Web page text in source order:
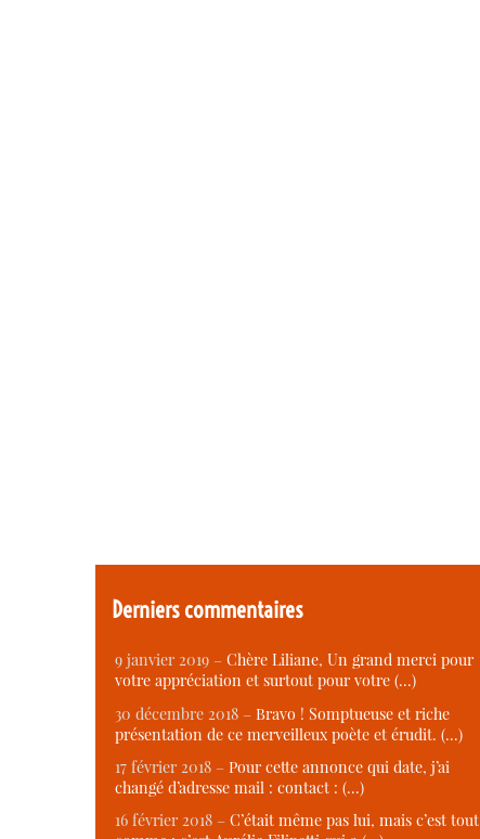
Derniers commentaires
9 janvier 2019 – Chère Liliane, Un grand merci pour
votre appréciation et surtout pour votre (…)
30 décembre 2018 – Bravo ! Somptueuse et riche
présentation de ce merveilleux poète et érudit. (…)
17 février 2018 – Pour cette annonce qui date, j’ai
changé d’adresse mail : contact : (…)
16 février 2018 – C’était même pas lui, mais c’est tout